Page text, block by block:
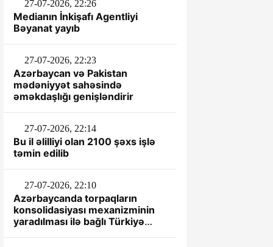
27-07-2026, 22:26
Medianın İnkişafı Agentliyi
Bəyanat yayıb
27-07-2026, 22:23
Azərbaycan və Pakistan
mədəniyyət sahəsində
əməkdaşlığı genişləndirir
27-07-2026, 22:14
Bu il əlilliyi olan 2100 şəxs işlə
təmin edilib
27-07-2026, 22:10
Azərbaycanda torpaqların
konsolidasiyası mexanizminin
yaradılması ilə bağlı Türkiyə